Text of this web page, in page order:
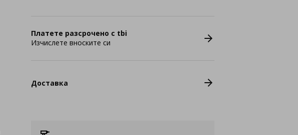
Платете разсрочено с tbi
Изчислете вноските си
Доставка